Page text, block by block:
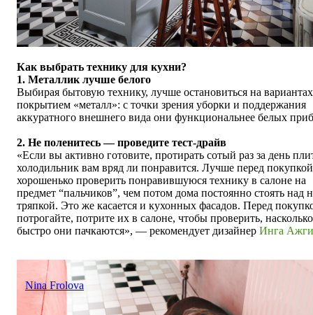
Как выбрать технику для кухни?
1. Металлик лучше белого
Выбирая бытовую технику, лучше остановиться на
покрытием «металл»: с точки зрения уборки и поддержания
аккуратного внешнего вида они функциональнее белых
2. Не поленитесь — проведите тест-драйв
«Если вы активно готовите, протирать сотый раз за день
холодильник вам вряд ли понравится. Лучше перед покупкой
хорошенько проверить понравившуюся технику в салоне на
предмет “пальчиков”, чем потом дома постоянно стоять над
тряпкой. Это же касается и кухонных фасадов. Перед
потрогайте, потрите их в салоне, чтобы проверить, насколько
быстро они пачкаются», — рекомендует дизайнер Инга
Nina Frolova